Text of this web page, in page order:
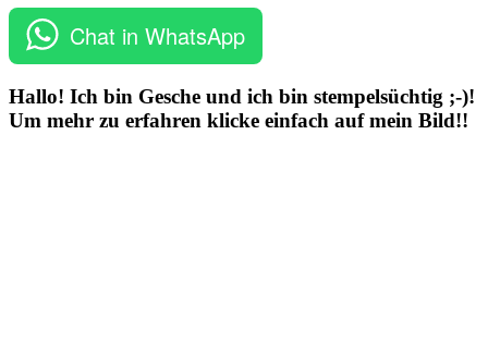
Chat in WhatsApp
Hallo! Ich bin Gesche und ich bin stempelsüchtig ;-)!
Um mehr zu erfahren klicke einfach auf mein Bild!!